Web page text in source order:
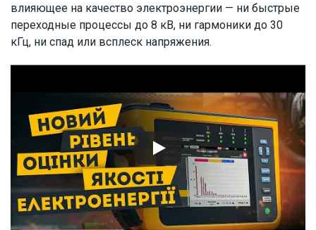
влияющее на качество электроэнергии — ни быстрые
переходные процессы до 8 кВ, ни гармоники до 30
кГц, ни спад или всплеск напряжения.